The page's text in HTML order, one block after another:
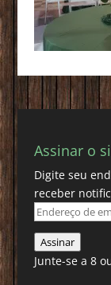
Assinar o
Digite seu
receber
Endereço
de
email
Assinar
Junte-se a 8